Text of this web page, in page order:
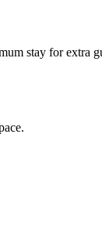
stay for extra